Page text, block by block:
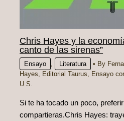
Chris Hayes y la
canto de las sirenas”
Ensayo , Literatura • By
Hayes, Editorial Taurus, Ensayo
U.S.
Si te ha tocado un poco,
compartieras.Chris Hayes: